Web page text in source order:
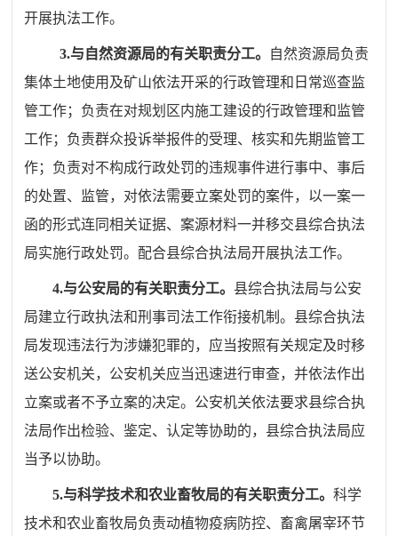
开展执法工作。
3.与自然资源局的有关职责分工。
自然资源局负责
集体土地使用及矿山依法开采的行政管理和日常巡查监
管工作；负责在对规划区内施工建设的行政管理和监管
工作； 负责群众投诉举报件的受理、核实和先期监管工
作；负责对不构成行政处罚的违规事件进行事中、事后
的处置、监管，对依法需要立案处罚的案件，以一案一
函的形式连同相关证据、案源材料一并移交县综合执法
局实施行政处罚。配合县综合执法局开展执法工作。
4.与公安局的有关职责分工。 县综合执法局与公安
局建立行政执法和刑事司法工作衔接机制。县综合执法
局发现违法行为涉嫌犯罪的，应当按照有关规定及时移
送公安机关，公安机关应当迅速进行审查，并依法作出
立案或者不予立案的决定。公安机关依法要求县综合执
法局作出检验、鉴定、认定等协助的，县综合执法局应
当予以协助。
5.与科学技术和农业畜牧局的有关职责分工。科学
技术和农业畜牧局负责动植物疫病防控、畜禽屠宰环节